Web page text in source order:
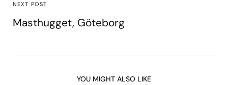
NEXT POST
Masthugget, Göteborg
YOU MIGHT ALSO LIKE